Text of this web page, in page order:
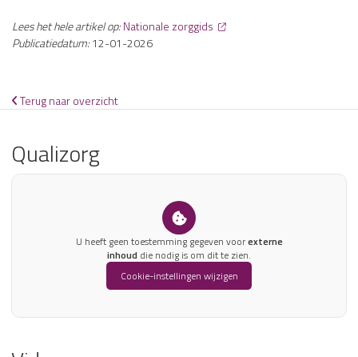
Lees het hele artikel op:Nationale zorggids
Publicatiedatum:12-01-2026
Terug naar overzicht
Qualizorg
U heeft geen toestemming gegeven voorexterne
inhoud die nodig is om dit te zien.
Cookie-instellingen wijzigen